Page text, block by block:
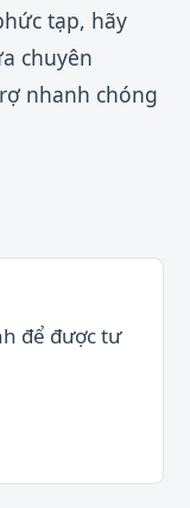
tạp, hãy
chuyên
nhanh chóng
để được tư